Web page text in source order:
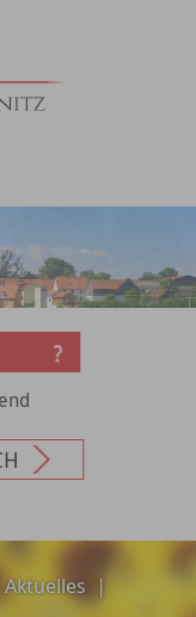
Aktuelles |